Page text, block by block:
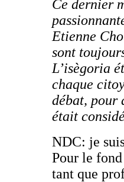
Ce dernier
Etienne
sont
L’isègoria
chaque
débat, pour
était
NDC: je
Pour le
tant que